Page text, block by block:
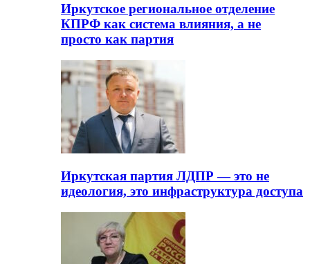
Иркутское региональное отделение
КПРФ как система влияния, а не
просто как партия
Иркутская партия ЛДПР — это не
идеология, это инфраструктура доступа